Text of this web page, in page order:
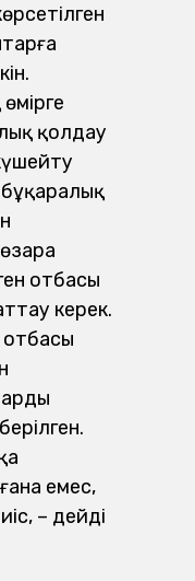
қолдау
отбасы
керек.
емес,
– дейді